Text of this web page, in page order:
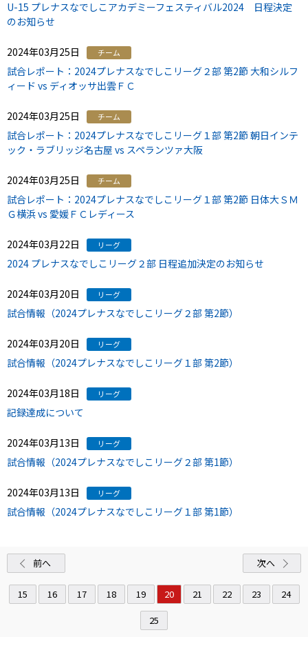
U-15 プレナスなでしこアカデミーフェスティバル2024 日程決定
のお知らせ
2024年03月25日 チーム
試合レポート：2024プレナスなでしこリーグ２部 第2節 大和シルフ
ィード vs ディオッサ出雲ＦＣ
2024年03月25日 チーム
試合レポート：2024プレナスなでしこリーグ１部 第2節 朝日インテ
ック・ラブリッジ名古屋 vs スペランツァ大阪
2024年03月25日 チーム
試合レポート：2024プレナスなでしこリーグ１部 第2節 日体大ＳＭ
Ｇ横浜 vs 愛媛ＦＣレディース
2024年03月22日 リーグ
2024 プレナスなでしこリーグ２部 日程追加決定のお知らせ
2024年03月20日 リーグ
試合情報（2024プレナスなでしこリーグ２部 第2節）
2024年03月20日 リーグ
試合情報（2024プレナスなでしこリーグ１部 第2節）
2024年03月18日 リーグ
記録達成について
2024年03月13日 リーグ
試合情報（2024プレナスなでしこリーグ２部 第1節）
2024年03月13日 リーグ
試合情報（2024プレナスなでしこリーグ１部 第1節）
前へ
15 16 17 18 19 20 21 22 23
24
25
次へ